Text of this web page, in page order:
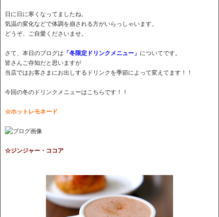
日に日に寒くなってましたね。
気温の変化などで体調を崩される方がいらっしゃいます。
どうぞ、ご自愛くださいませ。
さて、本日のブログは 「冬限定ドリンクメニュー」 についてです。
皆さんご存知だと思いますが
当店ではお客さまにお出しするドリンクを季節によって変えてます！！
今回の冬のドリンクメニューはこちらです！！
☆ホットレモネード
☆ジンジャー・ココア